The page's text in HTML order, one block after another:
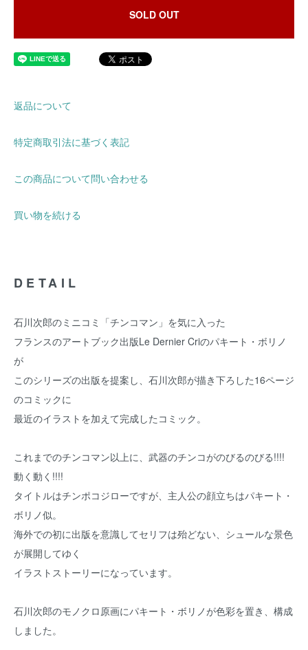
SOLD OUT
返品について
特定商取引法に基づく表記
この商品について問い合わせる
買い物を続ける
DETAIL
石川次郎のミニコミ「チンコマン」を気に入った
フランスのアートブック出版Le Dernier Criのパキート・ボリノ
が
このシリーズの出版を提案し、石川次郎が描き下ろした16ページ
のコミックに
最近のイラストを加えて完成したコミック。
これまでのチンコマン以上に、武器のチンコがのびるのびる!!!!
動く動く!!!!
タイトルはチンポコジローですが、主人公の顔立ちはパキート・
ボリノ似。
海外での初に出版を意識してセリフは殆どない、シュールな景色
が展開してゆく
イラストストーリーになっています。
石川次郎のモノクロ原画にパキート・ボリノが色彩を置き、構成
しました。